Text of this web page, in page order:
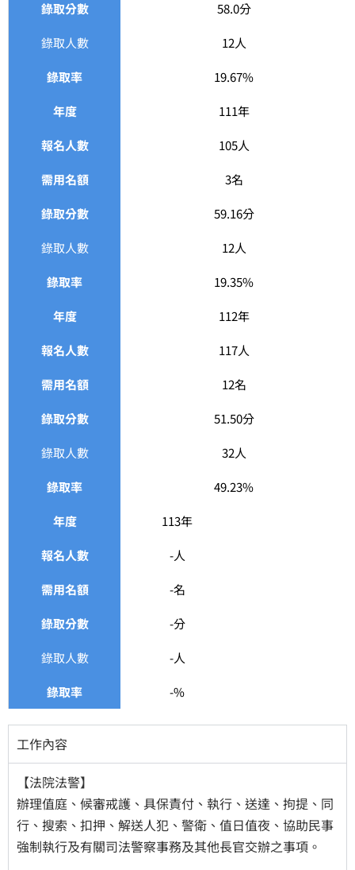
錄取分數 58.0分
錄取人數 12人
錄取率 19.67%
年度 111年
報名人數 105人
需用名額 3名
錄取分數 59.16分
錄取人數 12人
錄取率 19.35%
年度 112年
報名人數 117人
需用名額 12名
錄取分數 51.50分
錄取人數 32人
錄取率 49.23%
年度 113年
報名人數 -人
需用名額 -名
錄取分數 -分
錄取人數 -人
錄取率 -%
工作內容
【法院法警】
​辦理值庭、候審戒護、具保責付、執行、送達、拘提、同
行、搜索、扣押、解送人犯、警衛、值日值夜、協助民事
強制執行及有關司法警察事務及其他長官交辦之事項。